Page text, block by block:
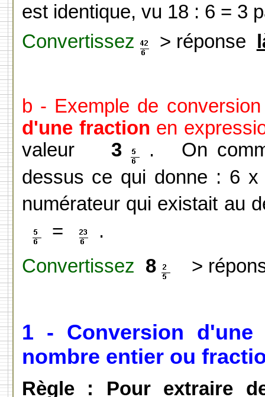
est identique, vu 18 : 6 = 3
Convertissez
> réponse
b - Exemple de
d'une fraction en
valeur 3
. On
dessus ce qui donne : 6
numérateur qui existait au
=
.
Convertissez 8 >
1 - Conversion d'une
nombre entier ou
Règle : Pour extraire